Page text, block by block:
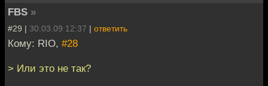
FBS »
#29 | 30.03.09 12:37 | ответить
Кому: RIO, #28
> Или это не так?